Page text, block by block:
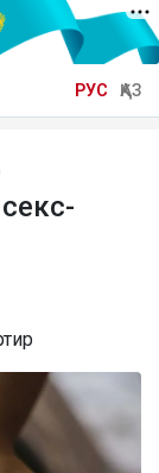
РУС ҚАЗ